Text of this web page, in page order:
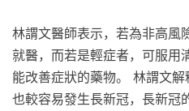
林謂文醫師表示，若為非高風
就醫，而若是輕症者，可服用
能改善症狀的藥物。 林謂文
也較容易發生長新冠，長新冠